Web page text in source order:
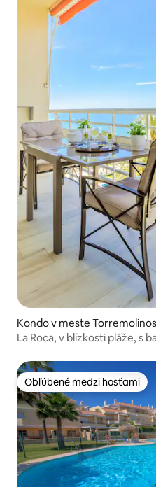
Kondo v meste Torremolinos
La Roca, v blízkosti pláže, s
Obľúbené medzi hosťami
Obľúbené medzi hosťami